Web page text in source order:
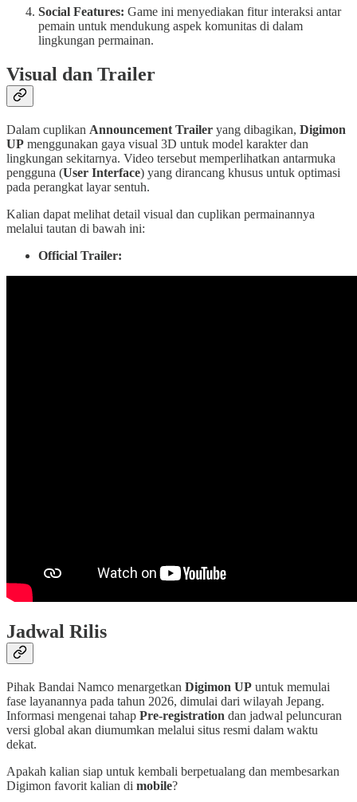
Social Features: Game ini menyediakan fitur interaksi antar
pemain untuk mendukung aspek komunitas di dalam
lingkungan permainan.
Visual dan Trailer
Dalam cuplikan Announcement Trailer yang dibagikan, Digimon
UP menggunakan gaya visual 3D untuk model karakter dan
lingkungan sekitarnya. Video tersebut memperlihatkan antarmuka
pengguna (User Interface) yang dirancang khusus untuk optimasi
pada perangkat layar sentuh.
Kalian dapat melihat detail visual dan cuplikan permainannya
melalui tautan di bawah ini:
Official Trailer:
Jadwal Rilis
Pihak Bandai Namco menargetkan Digimon UP untuk memulai
fase layanannya pada tahun 2026, dimulai dari wilayah Jepang.
Informasi mengenai tahap Pre-registration dan jadwal peluncuran
versi global akan diumumkan melalui situs resmi dalam waktu
dekat.
Apakah kalian siap untuk kembali berpetualang dan membesarkan
Digimon favorit kalian di mobile?